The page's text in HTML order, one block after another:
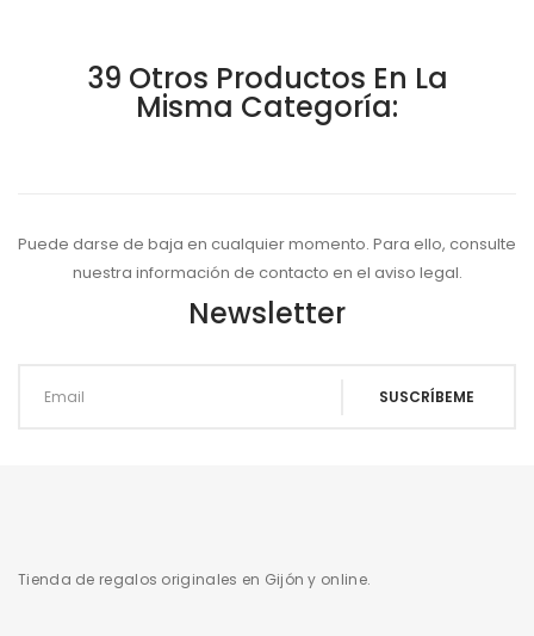
39 Otros Productos En La
Misma Categoría:
Puede darse de baja en cualquier momento. Para ello, consulte
nuestra información de contacto en el aviso legal.
Newsletter
Tienda de regalos originales en Gijón y online.